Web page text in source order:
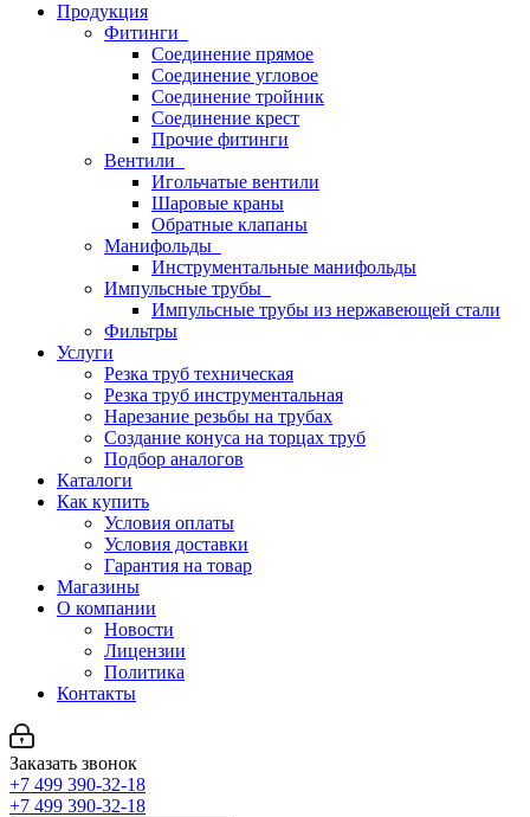
Продукция
Фитинги
Соединение прямое
Соединение угловое
Соединение тройник
Соединение крест
Прочие фитинги
Вентили
Игольчатые вентили
Шаровые краны
Обратные клапаны
Манифольды
Инструментальные манифольды
Импульсные трубы
Импульсные трубы из нержавеющей стали
Фильтры
Услуги
Резка труб техническая
Резка труб инструментальная
Нарезание резьбы на трубах
Создание конуса на торцах труб
Подбор аналогов
Каталоги
Как купить
Условия оплаты
Условия доставки
Гарантия на товар
Магазины
О компании
Новости
Лицензии
Политика
Контакты
Заказать звонок
+7 499 390-32-18
+7 499 390-32-18